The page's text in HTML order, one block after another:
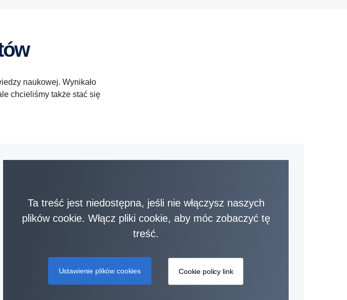
naukowej. Wynikało
chcieliśmy także stać się
Ta treść jest niedostępna, jeśli nie włączysz naszych
plików cookie. Włącz pliki cookie, aby móc zobaczyć tę
treść.
Ustawienie plików cookies Cookie policy link